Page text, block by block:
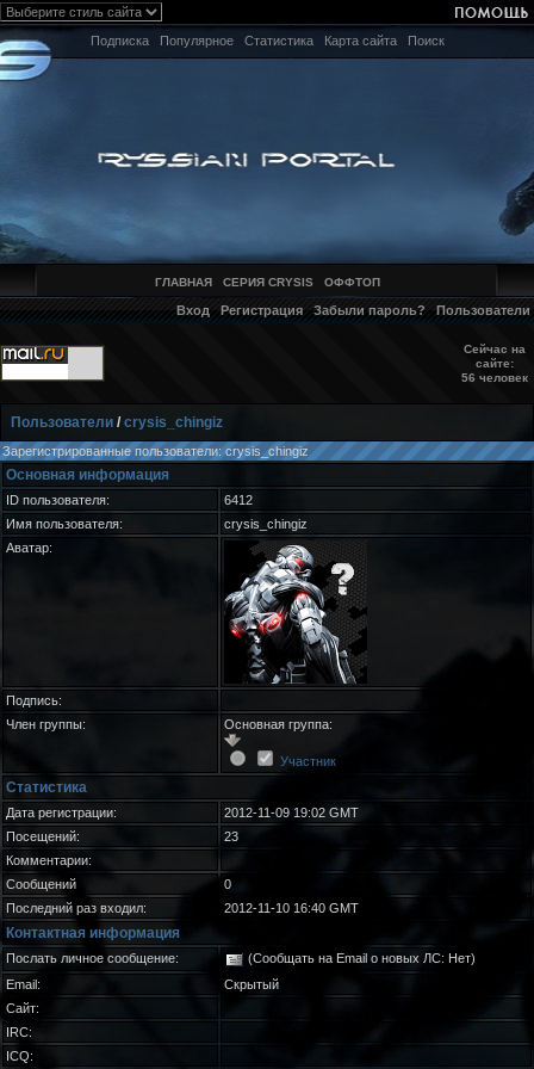
Подписка Популярное Статистика Карта сайта Поиск
ГЛАВНАЯ СЕРИЯ CRYSIS ОФФТОП
Вход Регистрация Забыли пароль? Пользователи
Сейчас на
сайте:
56 человек
Пользователи /crysis_chingiz
Зарегистрированные пользователи: crysis_chingiz
Основная информация
ID пользователя:
6412
Имя пользователя:
crysis_chingiz
Аватар:
Подпись:
Член группы:
Основная группа:
Участник
Статистика
Дата регистрации:
2012-11-09 19:02 GMT
Посещений:
23
Комментарии:
Сообщений
0
Последний раз входил:
2012-11-10 16:40 GMT
Контактная информация
Послать личное сообщение:
(Сообщать на Email о новых ЛС: Нет)
Email:
Скрытый
Сайт:
IRC:
ICQ: